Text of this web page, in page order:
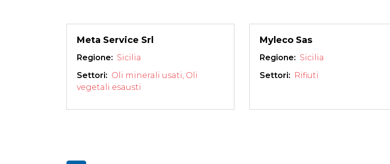
Meta Service Srl
Regione: Sicilia
Settori: Oli minerali usati Oli
vegetali esausti
Myleco Sas
Regione: Sicilia
Settori: Rifiuti